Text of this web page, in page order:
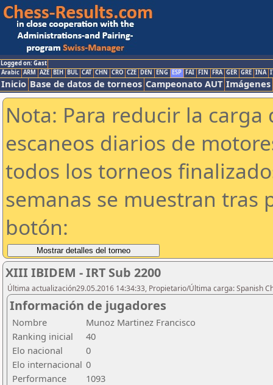
Logged on: Gast
Arabic ARM AZE BIH BUL CAT CHN CRO CZE DEN ENG ESP FAI FIN FRA GER GRE INA
Inicio Base de datos de torneos Campeonato AUT Imágenes
Nota: Para reducir la
escaneos diarios de
todos los torneos
semanas se muestran tras
botón:
XIII IBIDEM - IRT Sub 2200
Última actualización29.05.2016 14:34:33, Propietario/Última carga: Spanish
Información de jugadores
Nombre
Munoz Martinez Francisco
Ranking inicial
40
Elo nacional
0
Elo internacional 0
Performance
1093